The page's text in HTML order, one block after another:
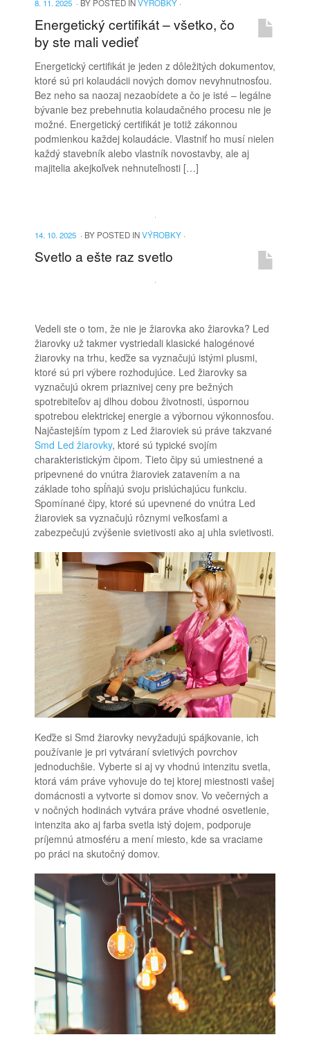
8. 11. 2025 · BY POSTED IN VÝROBKY ·
Energetický certifikát – všetko, čo
by ste mali vedieť
Energetický certifikát je jeden z dôležitých dokumentov,
ktoré sú pri kolaudácii nových domov nevyhnutnosťou.
Bez neho sa naozaj nezaobídete a čo je isté – legálne
bývanie bez prebehnutia kolaudačného procesu nie je
možné. Energetický certifikát je totiž zákonnou
podmienkou každej kolaudácie. Vlastniť ho musí nielen
každý stavebník alebo vlastník novostavby, ale aj
majitelia akejkoľvek nehnuteľnosti […]
14. 10. 2025 · BY POSTED INVÝROBKY ·
Svetlo a ešte raz svetlo
Vedeli ste o tom, že nie je žiarovka ako žiarovka? Led
žiarovky už takmer vystriedali klasické halogénové
žiarovky na trhu, keďže sa vyznačujú istými plusmi,
ktoré sú pri výbere rozhodujúce. Led žiarovky sa
vyznačujú okrem priaznivej ceny pre bežných
spotrebiteľov aj dlhou dobou životnosti, úspornou
spotrebou elektrickej energie a výbornou výkonnosťou.
Najčastejším typom z Led žiaroviek sú práve takzvané
Smd Led žiarovky, ktoré sú typické svojím
charakteristickým čipom. Tieto čipy sú umiestnené a
pripevnené do vnútra žiaroviek zatavením a na
základe toho spĺňajú svoju prislúchajúcu funkciu.
Spomínané čipy, ktoré sú upevnené do vnútra Led
žiaroviek sa vyznačujú rôznymi veľkosťami a
zabezpečujú zvýšenie svietivosti ako aj uhla svietivosti.
Keďže si Smd žiarovky nevyžadujú spájkovanie, ich
používanie je pri vytváraní svietivých povrchov
jednoduchšie. Vyberte si aj vy vhodnú intenzitu svetla,
ktorá vám práve vyhovuje do tej ktorej miestnosti vašej
domácnosti a vytvorte si domov snov. Vo večerných a
v nočných hodinách vytvára práve vhodné osvetlenie,
intenzita ako aj farba svetla istý dojem, podporuje
príjemnú atmosféru a mení miesto, kde sa vraciame
po práci na skutočný domov.